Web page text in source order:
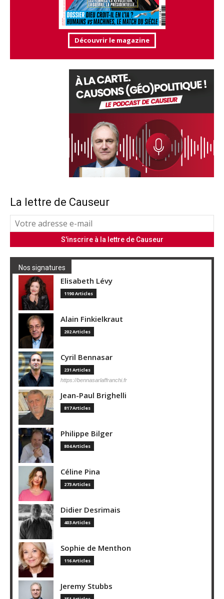
Découvrir le magazine
La lettre de Causeur
Nos signatures
Elisabeth Lévy
1190 Articles
Alain Finkielkraut
202 Articles
Cyril Bennasar
231 Articles
https://bennasarlaffranchi.fr
Jean-Paul Brighelli
817 Articles
Philippe Bilger
804 Articles
Céline Pina
273 Articles
Didier Desrimais
403 Articles
Sophie de Menthon
116 Articles
Jeremy Stubbs